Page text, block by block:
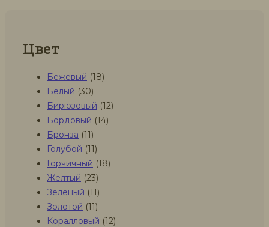
Цвет
Бежевый (18)
Белый (30)
Бирюзовый (12)
Бордовый (14)
Бронза (11)
Голубой (11)
Горчичный (18)
Желтый (23)
Зеленый (11)
Золотой (11)
Коралловый (12)